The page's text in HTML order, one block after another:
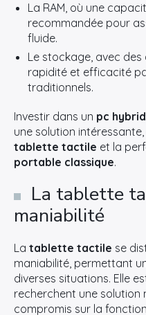
La RAM, où une
recommandée pour
fluide.
Le stockage, avec
rapidité et efficacité
traditionnels.
Investir dans un pc
une solution
tablette tactile et la
portable classique.
La tablette
maniabilité
La tablette tactile se
maniabilité, permettant
diverses situations. Elle
recherchent une solution
compromis sur la